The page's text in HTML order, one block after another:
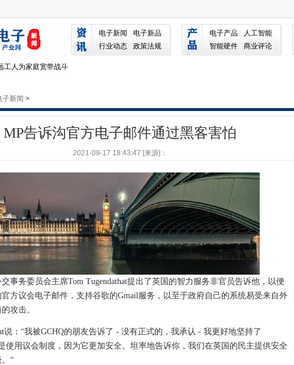
电子新闻
电子新品
行业动态
政策法规
电子产品
人工智能
智能硬件
商业评论
诉沟官方电子邮件通过黑客害怕
呼吁大修瑞典大学的超级计算设置
改革：谁补偿雇主的倪谁将IT承包商带到口袋里
工人为家庭宽带战斗
在Microsoft Exchange修补程序上发出紧急警报
眼中的混合云机会
云打开印度尼西亚数据中心
，SSH通过遥控工作揭露图表
年的第一个补丁中的关键零点特征
信旨在乘坐5克波浪，因为它是O2斯洛伐克5G供应协议
Office准备150万处理器，60个Petaflop超级计算机
也由Solarwinds攻击者击中
企业面临数字转型的障碍
数据泄漏作为代理抵抗赎金需求
个网络推出驱动5G FWA宽带CPE市场
专业人士同意：我们需要休息一下
在英国自动车辆研究方向大转向
子新闻 >
MP告诉沟官方电子邮件通过黑客害怕
2021-09-17 18:43:47 [来源]：
事务委员会主席Tom Tugendathat提出了英国的智力服务非官员告诉他，以便
方议会电子邮件，支持谷歌的Gmail服务，以至于政府自己的系统易受来自外
攻击。
说：“我被GCHQ的朋友告诉了 - 没有正式的，我承认 - 我更好地坚持了
使用议会制度，因为它更加安全。坦率地告诉你，我们在英国的民主提供安全
“